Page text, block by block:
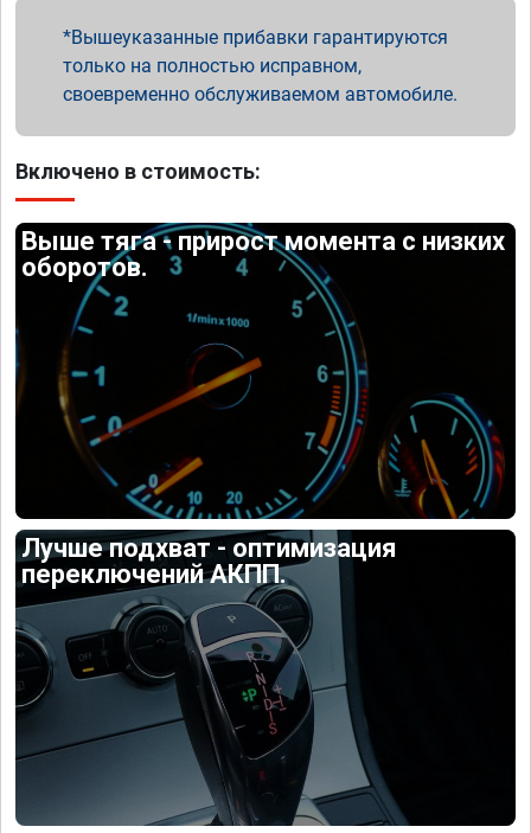
Вышеуказанные прибавки гарантируются
только на полностью исправном,
своевременно обслуживаемом автомобиле.
Включено в стоимость:
Выше тяга - прирост момента с низких
оборотов.
Лучше подхват - оптимизация
переключений АКПП.